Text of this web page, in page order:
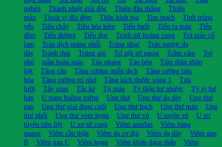
nghén
Thanh nhiệt giải độc Thiên đầu thống
Thiếu
máu
Thoát vị đĩa đệm Thần kinh tọa Tim mạch
Tinh trùng
yếu
Tiêu chảy Tiêu hóa kém Tiểu buốt Tiểu ra máu
Tiểu
đêm
Tiểu đường Tiểu đục Trinh nữ hoàng cung
Trà giảo cổ
lam
Tràn dịch màng phổi Tràng nhạc
Trào ngược dạ
dày
Tránh thai Trúng gió Trĩ nội trĩ ngoại Trầm cảm
Trẻ
nhỏ
tuần hoàn máu Tàn nhang Táo bón
Tâm thần phân
liệt
Tăng cân Tăng cường miễn dịch
Tăng cường tiêu
hóa
Tăng cường trí nhớ Tăng kích thước vòng 1
Tưa
lưỡi
Tẩy giun Tắc kè Tụ máu Tỳ thận hư nhược
Tỳ vị hư
hàn
U nang buồng trứng Ung thư Ung thư dạ dày
Ung thư
gan
Ung thư giai đoạn cuối Ung thư hạch Ung thư máu
Ung
thư phổi
Ung thư vòm họng Ung thư vú U tuyến vú
U xơ
tuyến tiền liệt
U xơ tử cung Viêm amidan
Viêm bàng
quang
Viêm cầu thận Viêm da cơ địa Viêm dạ dày
Viêm gan
B
Viêm gan C Viêm họng Viêm khớp dạng thấp
Viêm